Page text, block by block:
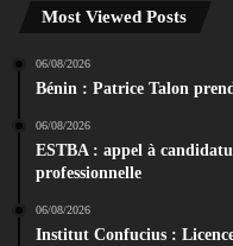
Most Viewed Posts
06/08/2026
Bénin : Patrice Talon
06/08/2026
ESTBA : appel à
professionnelle
06/08/2026
Institut Confucius :